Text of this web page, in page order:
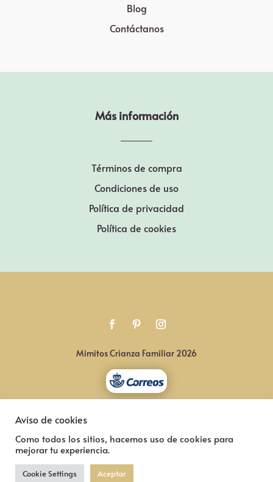
Blog
Contáctanos
Más información
Términos de compra
Condiciones de uso
Política de privacidad
Política de cookies
Mimitos Crianza Familiar 2026
Aviso de cookies
Como todos los sitios, hacemos uso de cookies para
mejorar tu experiencia.
Cookie Settings Aceptar